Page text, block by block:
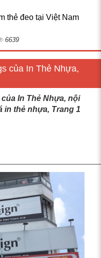
thẻ đeo tại Việt Nam
6639
của In Thẻ Nhựa,
In Thẻ Nhựa, nội
in thẻ nhựa, Trang 1